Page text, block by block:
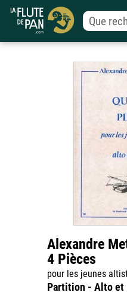
Alexandre
4 Pièces
pour les jeunes
Partition - Alto et